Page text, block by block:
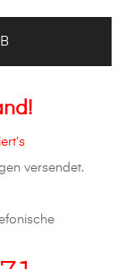
versendet.